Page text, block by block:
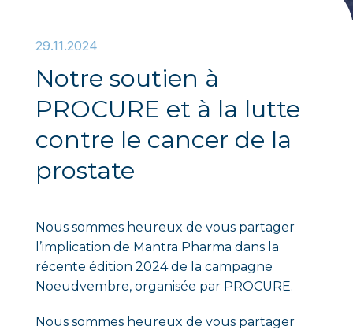
29.11.2024
Notre soutien à
PROCURE et à la lutte
contre le cancer de la
prostate
Nous sommes heureux de vous partager
l’implication de Mantra Pharma dans la
récente édition 2024 de la campagne
Noeudvembre, organisée par PROCURE.
Nous sommes heureux de vous partager